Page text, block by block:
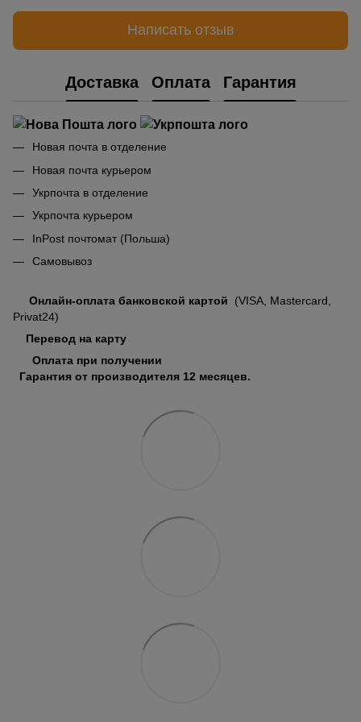
Написать отзыв
Доставка Оплата Гарантия
Новая почта в отделение
Новая почта курьером
Укрпочта в отделение
Укрпочта курьером
InPost почтомат (Польша)
Самовывоз
Онлайн-оплата банковской картой
(VISA, Mastercard,
Privat24)
Перевод на карту
Оплата при получении
Гарантия от производителя 12 месяцев.